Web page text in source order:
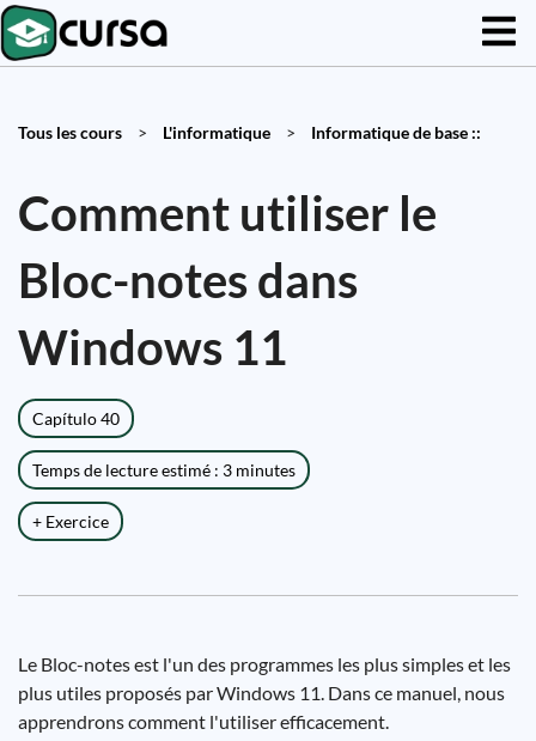
Tous les cours > L'informatique > Informatique de base ::
Comment utiliser le
Bloc-notes dans
Windows 11
Capítulo 40
Temps de lecture estimé : 3 minutes
+ Exercice
Le Bloc-notes est l'un des programmes les plus simples et les
plus utiles proposés par Windows 11. Dans ce manuel, nous
apprendrons comment l'utiliser efficacement.